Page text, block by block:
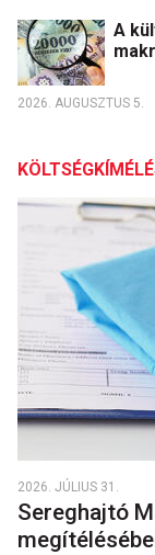
A
2026. AUGUSZTUS 5.
2026. JÚLIUS 31.
Sereghajtó